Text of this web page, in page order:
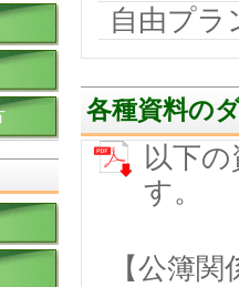
自由プラ
各種資料の
以下
す。
【公簿